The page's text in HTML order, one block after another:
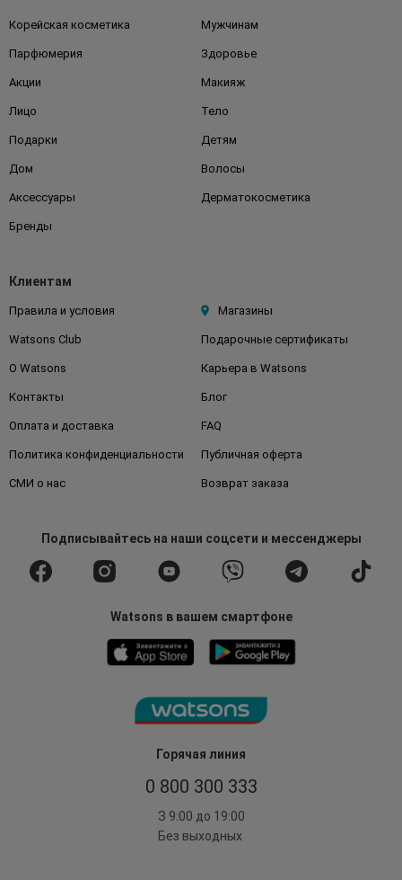
Горячая линия
0 800 300 333
З 9:00 до 19:00
Без выходных
Корейская косметика Мужчинам
Парфюмерия Здоровье
Акции Макияж
Лицо Тело
Подарки Детям
Дом Волосы
Аксессуары Дерматокосметика
Бренды
Клиентам
Правила и условия Магазины
Watsons Club Подарочные сертификаты
О Watsons Карьера в Watsons
Контакты Блог
Оплата и доставка FAQ
Политика конфиденциальности Публичная оферта
СМИ о нас Возврат заказа
Подписывайтесьна наши соцсети и мессенджеры
Watsons в вашем смартфоне